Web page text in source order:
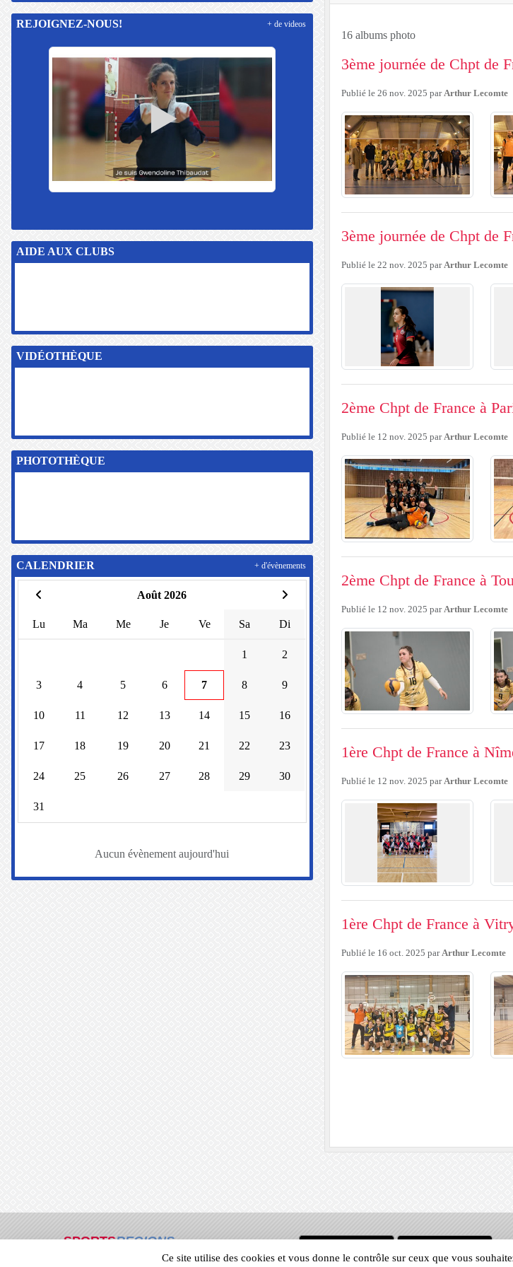
16 albums photo
3ème journée de Chpt de
Publié le 26 nov. 2025 par Arthur Lecomte
3ème journée de Chpt de
Publié le 22 nov. 2025 parArthur Lecomte
2ème Chpt de France à
Publié le 12 nov. 2025 parArthur Lecomte
2ème Chpt de France à
Publié le 12 nov. 2025 par Arthur Lecomte
1ère Chpt de France à
Publié le 12 nov. 2025 parArthur Lecomte
1ère Chpt de France à
Publié le 16 oct. 2025 parArthur Lecomte
REJOIGNEZ-NOUS! + de videos
AIDE AUX CLUBS
VIDÉOTHÈQUE
PHOTOTHÈQUE
CALENDRIER
Août 2026
Lu Ma Me Je Ve Sa Di
1 2
3 4 5 6 7 8 9
10 11 12 13 14 15 16
17 18 19 20 21 22 23
24 25 26 27 28 29 30
31
Aucun évènement aujourd'hui
+ d'évènements
SPORTSREGIONS
Ce site utilise des cookies et vous donne le contrôle sur ceux que vous